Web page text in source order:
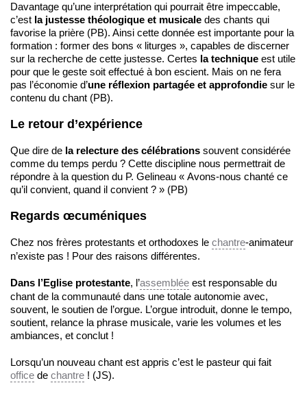
Davantage qu’une interprétation qui pourrait être impeccable,
c’est la justesse théologique et musicale des chants qui
favorise la prière (PB). Ainsi cette donnée est importante pour la
formation : former des bons « liturges », capables de discerner
sur la recherche de cette justesse. Certes la technique est utile
pour que le geste soit effectué à bon escient. Mais on ne fera
pas l’économie d’une réflexion partagée et approfondie sur le
contenu du chant (PB).
Le retour d’expérience
Que dire de la relecture des célébrations souvent considérée
comme du temps perdu ? Cette discipline nous permettrait de
répondre à la question du P. Gelineau « Avons-nous chanté ce
qu’il convient, quand il convient ? » (PB)
Regards œcuméniques
Chez nos frères protestants et orthodoxes le chantre-animateur
n’existe pas ! Pour des raisons différentes.
Dans l’Eglise protestante, l’assemblée est responsable du
chant de la communauté dans une totale autonomie avec,
souvent, le soutien de l’orgue. L’orgue introduit, donne le tempo,
soutient, relance la phrase musicale, varie les volumes et les
ambiances, et conclut !
Lorsqu’un nouveau chant est appris c’est le pasteur qui fait
office de chantre ! (JS).